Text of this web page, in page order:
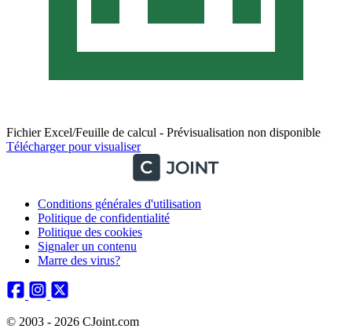
Fichier Excel/Feuille de calcul - Prévisualisation non disponible
Télécharger pour visualiser
Conditions générales d'utilisation
Politique de confidentialité
Politique des cookies
Signaler un contenu
Marre des virus?
© 2003 - 2026 CJoint.com